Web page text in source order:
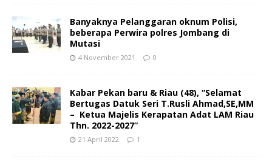
Banyaknya Pelanggaran oknum Polisi,
beberapa Perwira polres Jombang di
Mutasi
4 November 2021 0
Kabar Pekan baru & Riau (48), “Selamat
Bertugas Datuk Seri T.Rusli Ahmad,SE,MM
– Ketua Majelis Kerapatan Adat LAM Riau
Thn. 2022-2027”
21 April 2022 1